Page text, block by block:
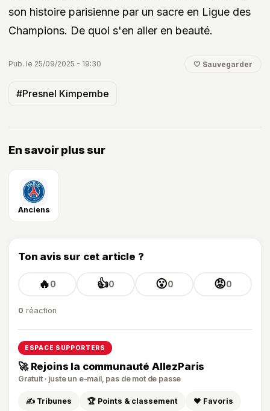
son histoire parisienne par un sacre en Ligue des
Champions. De quoi s'en aller en beauté.
Pub. le 25/09/2025 - 19:30 🤍 Sauvegarder
#Presnel Kimpembe
En savoir plus sur
Anciens
Ton avis sur cet article ?
🔥0 👍0 😮0 😡0
0 réaction
ESPACE SUPPORTERS
🚀 Rejoins la communauté AllezParis
Gratuit · juste un e-mail, pas de mot de passe
✍️ Tribunes 🏆 Points & classement ❤️ Favoris